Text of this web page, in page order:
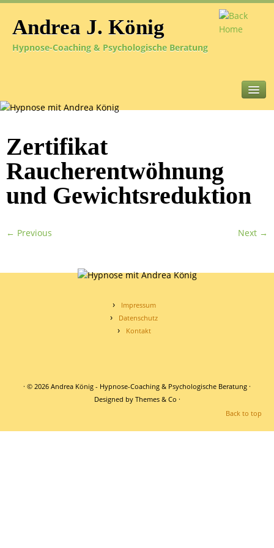
Andrea J. König
Hypnose-Coaching & Psychologische Beratung
Über Hypnose
Über mich
Hypnose-Coaching
Erfolgreich Abnehmen
Preise
Zertifikat
Raucherentwöhnung
und Gewichtsreduktion
← Previous Next →
Impressum
Datenschutz
Kontakt
· © 2026 Andrea König - Hypnose-Coaching & Psychologische Beratung ·
Designed by Themes & Co ·
Back to top